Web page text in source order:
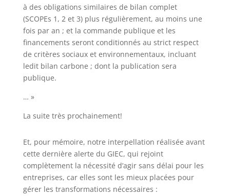
à des obligations similaires de bilan complet
(SCOPEs 1, 2 et 3) plus régulièrement, au moins une
fois par an ; et la commande publique et les
financements seront conditionnés au strict respect
de critères sociaux et environnementaux, incluant
ledit bilan carbone ; dont la publication sera
publique.
… »
La suite très prochainement!
Et, pour mémoire, notre interpellation réalisée avant
cette dernière alerte du GIEC, qui rejoint
complètement la nécessité d’agir sans délai pour les
entreprises, car elles sont les mieux placées pour
gérer les transformations nécessaires :